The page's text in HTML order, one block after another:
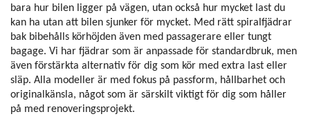
bara hur bilen ligger på vägen, utan också hur mycket last du
kan ha utan att bilen sjunker för mycket. Med rätt spiralfjädrar
bak bibehålls körhöjden även med passagerare eller tungt
bagage. Vi har fjädrar som är anpassade för standardbruk, men
även förstärkta alternativ för dig som kör med extra last eller
släp. Alla modeller är med fokus på passform, hållbarhet och
originalkänsla, något som är särskilt viktigt för dig som håller
på med renoveringsprojekt.